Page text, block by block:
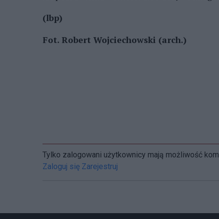
(lbp)
Fot. Robert Wojciechowski (arch.)
Tylko zalogowani użytkownicy mają możliwość
Zaloguj się Zarejestruj